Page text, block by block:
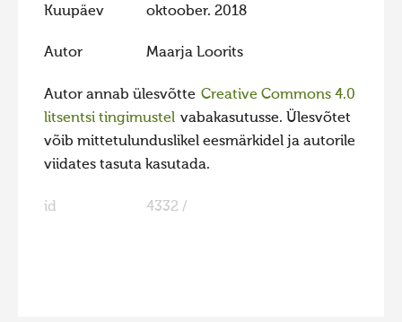
Kontakt
Kuupäev oktoober. 2018
Autor Maarja Loorits
Autor annab ülesvõtte Creative Commons 4.0
litsentsi tingimustel vabakasutusse. Ülesvõtet
võib mittetulunduslikel eesmärkidel ja autorile
viidates tasuta kasutada.
id 4332 /